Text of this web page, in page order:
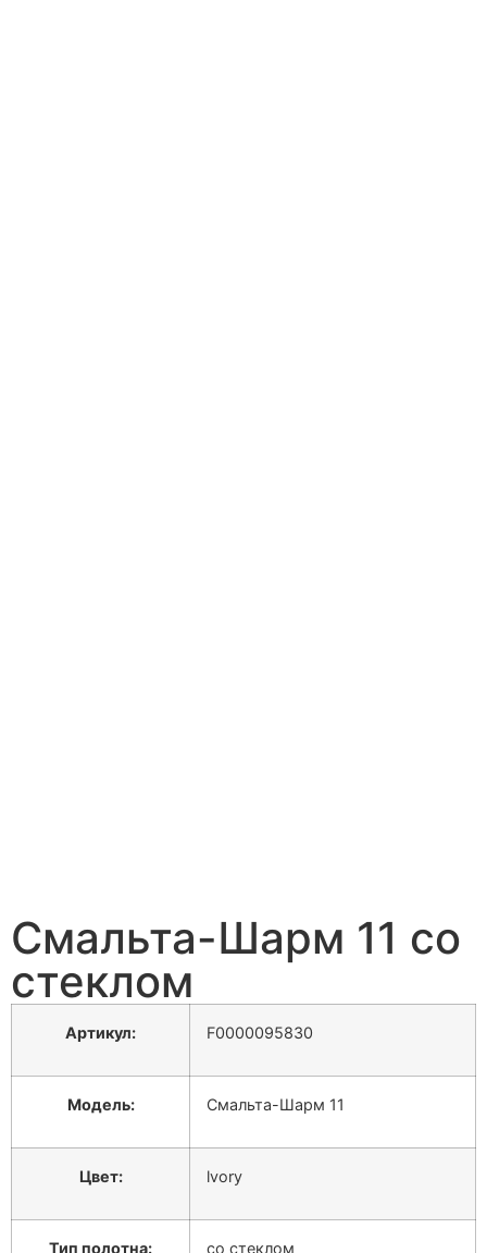
Смальта-Шарм 11 со
стеклом
Артикул: F0000095830
Модель: Смальта-Шарм 11
Цвет: lvory
Тип полотна: со стеклом